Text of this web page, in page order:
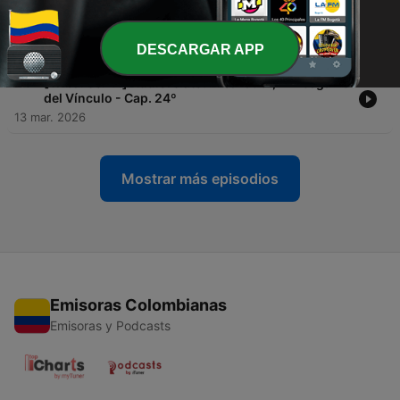
25 - [Thriller Sci-Fi] Audiorelato: La piloto, Acorralada
- Cap. 25º
10 abr. 2026
24 - [Tribal Sci-Fi] Audiorelato: El cazador, El Desgarro
del Vínculo - Cap. 24º
13 mar. 2026
Mostrar más episodios
Emisoras Colombianas
Emisoras y Podcasts
DESCARGAR APP